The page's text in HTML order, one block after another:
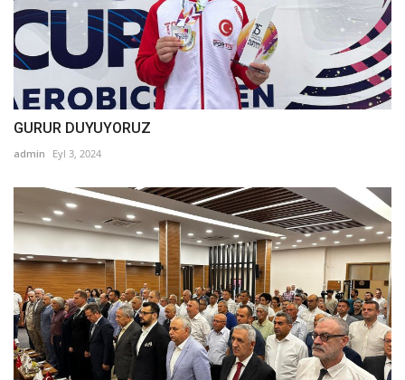
GURUR DUYUYORUZ
admin Eyl 3, 2024